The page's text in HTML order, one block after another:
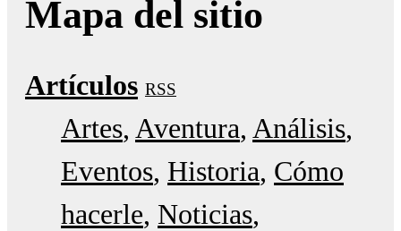
Mapa del sitio
Artículos RSS
Artes Aventura Análisis
Eventos Historia Cómo
hacerle Noticias